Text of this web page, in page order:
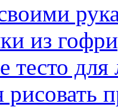
из
тесто для